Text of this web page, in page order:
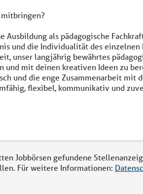
Ausbildung als pädagogische
und die Individualität des
unser langjährig bewährtes
und mit deinen kreativen Ideen zu
und die enge Zusammenarbeit mit
flexibel, kommunikativ und
Jobbörsen gefundene
Für weitere Informationen: